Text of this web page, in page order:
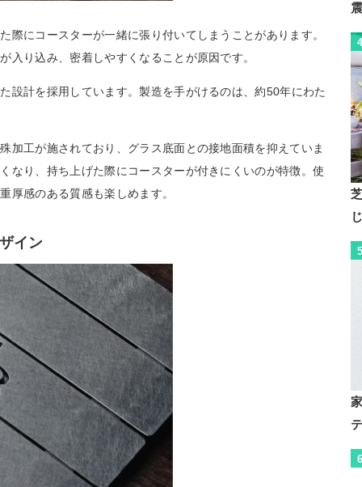
際にコースターが一緒に張り付いてしまうことがあります。
入り込み、密着しやすくなることが原因です。
設計を採用しています。製造を手がけるのは、約50年にわた
加工が施されており、グラス底面との接地面積を抑えていま
なり、持ち上げた際にコースターが付きにくいのが特徴。使
厚感のある質感も楽しめます。
イン